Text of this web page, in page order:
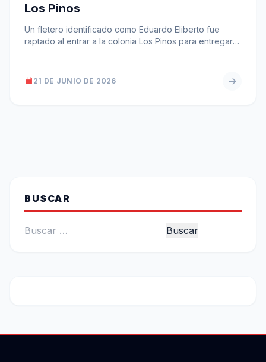
Los Pinos
Un fletero identificado como Eduardo Eliberto fue
raptado al entrar a la colonia Los Pinos para entregar
21 DE JUNIO DE 2026
BUSCAR
Buscar: